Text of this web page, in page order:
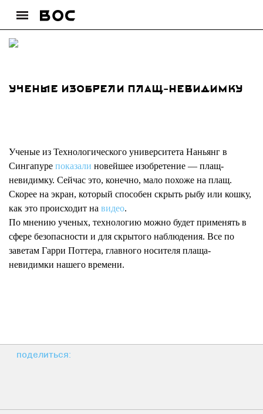
Ученые изобрели плащ-невидимку
Ученые из Технологического университета Наньянг в
Сингапуре показали новейшее изобретение — плащ-
невидимку. Сейчас это, конечно, мало похоже на плащ.
Скорее на экран, который способен скрыть рыбу или кошку,
как это происходит на видео.
По мнению ученых, технологию можно будет применять в
сфере безопасности и для скрытого наблюдения. Все по
заветам Гарри Поттера, главного носителя плаща-
невидимки нашего времени.
поделиться: